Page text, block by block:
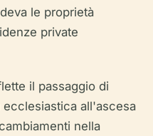
le proprietà
private
il passaggio di
all'ascesa
nella